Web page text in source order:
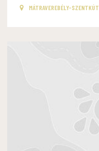
MÁTRAVEREBÉLY-SZENTKÚT